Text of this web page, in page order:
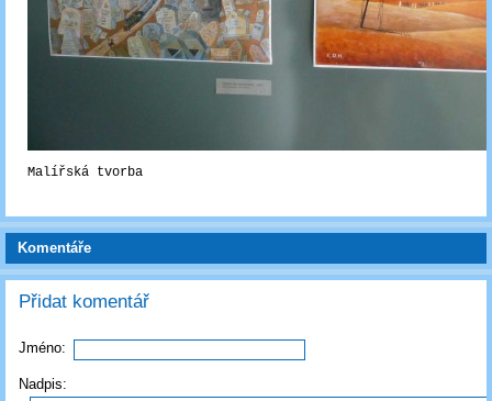
Malířská tvorba
Komentáře
Přidat komentář
Jméno:
Nadpis: